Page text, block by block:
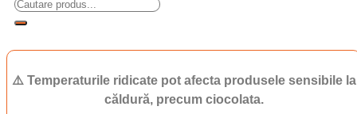
⚠️ Temperaturile ridicate pot afecta produsele sensibile la
căldură, precum ciocolata.